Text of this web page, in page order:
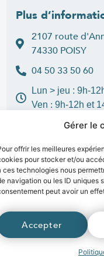
Gérer le
offrir les meilleures
pour stocker et/ou
ces technologies nous
navigation ou les ID uniques
peut avoir un
Accepter
Plus
2107 route
74330 POISY
04 50 33 50 60
Lun > jeu : 9h-
Ven :9h-12h et
Contact
Emplois 1
born.fr
par L’agence web